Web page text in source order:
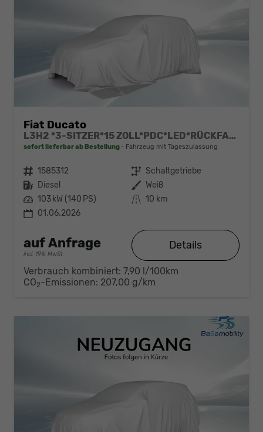
Fiat Ducato
L3H2 *3-SITZER*15 ZOLL*PDC*LED*RÜCKFAHRKAMERA*DAB*KLIMA*HECKTÜRE 260°*
sofort lieferbar ab Bestellung Fahrzeug mit Tageszulassung
Fahrzeugnr. 1585312 Getriebe Schaltgetriebe
Kraftstoff Diesel Außenfarbe Weiß
Leistung 103 kW (140 PS) Kilometerstand 10 km
01.06.2026
auf Anfrage
incl. 19% MwSt.
Details
Verbrauch kombiniert: 7,90 l/100km
CO2-Emissionen: 207,00 g/km